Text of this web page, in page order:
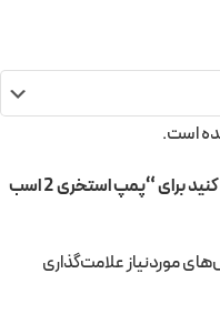
است.
اولین نفری باشید که دیدگاهی را ارسال می کنید برای “پمپ استخری 2 اسب
موردنیاز علامت‌گذاری